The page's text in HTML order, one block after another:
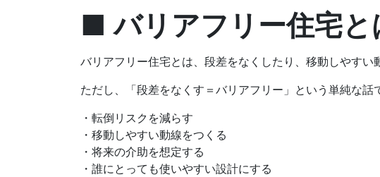
■ バリアフリー住宅
バリアフリー住宅とは、段差をなくしたり、移動しやす
ただし、「段差をなくす＝バリアフリー」という単純な話
・転倒リスクを減らす
・移動しやすい動線をつくる
・将来の介助を想定する
・誰にとっても使いやすい設計にする